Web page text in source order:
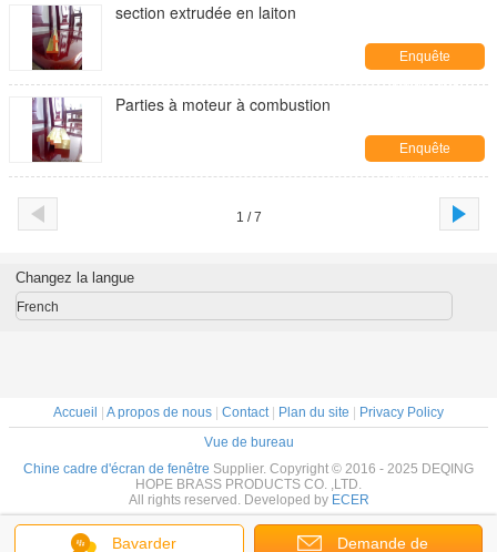
section extrudée en laiton
Enquête
maintenant
Parties à moteur à combustion
Enquête
maintenant
1 / 7
Bavarder Demande de
Changez la langue
French
Accueil A propos de nous Contact| Plan du site
Privacy Policy
Vue de bureau
Chine cadre d'écran de fenêtre Supplier. Copyright © 2016 - 2025 DEQING
HOPE BRASS PRODUCTS CO. ,LTD.
All rights reserved. Developed by ECER